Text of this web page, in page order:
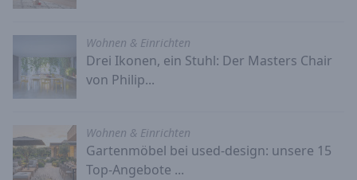
Wohnen & Einrichten
Drei Ikonen, ein Stuhl: Der Masters Chair
von Philip...
Wohnen & Einrichten
Gartenmöbel bei used-design: unsere 15
Top-Angebote ...